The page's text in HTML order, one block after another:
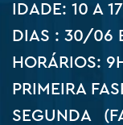
IDADE: 10 A 17
DIAS : 30/06
HORÁRIOS:
PRIMEIRA
SEGUNDA